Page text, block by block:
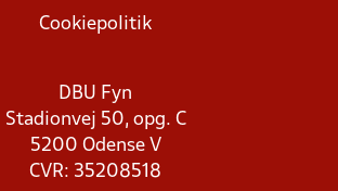
Cookiepolitik
DBU Fyn
Stadionvej 50, opg. C
5200 Odense V
CVR: 35208518